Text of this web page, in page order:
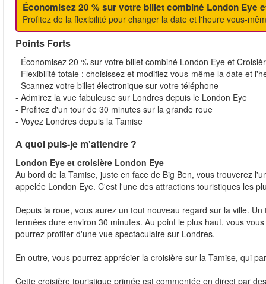
Économisez 20 % sur votre billet combiné London Eye
Profitez de la flexibilité pour changer la date et l'heure vous-
Points Forts
- Économisez 20 % sur votre billet combiné London Eye et
- Flexibilité totale : choisissez et modifiez vous-même la date et
- Scannez votre billet électronique sur votre téléphone
- Admirez la vue fabuleuse sur Londres depuis le London Eye
- Profitez d'un tour de 30 minutes sur la grande roue
- Voyez Londres depuis la Tamise
A quoi puis-je m'attendre ?
London Eye et croisière London Eye
Au bord de la Tamise, juste en face de Big Ben, vous trouverez
appelée London Eye. C'est l'une des attractions touristiques les
Depuis la roue, vous aurez un tout nouveau regard sur la ville.
fermées dure environ 30 minutes. Au point le plus haut, vous
pourrez profiter d'une vue spectaculaire sur Londres.
En outre, vous pourrez apprécier la croisière sur la Tamise, qui
Cette croisière touristique primée est commentée en direct par